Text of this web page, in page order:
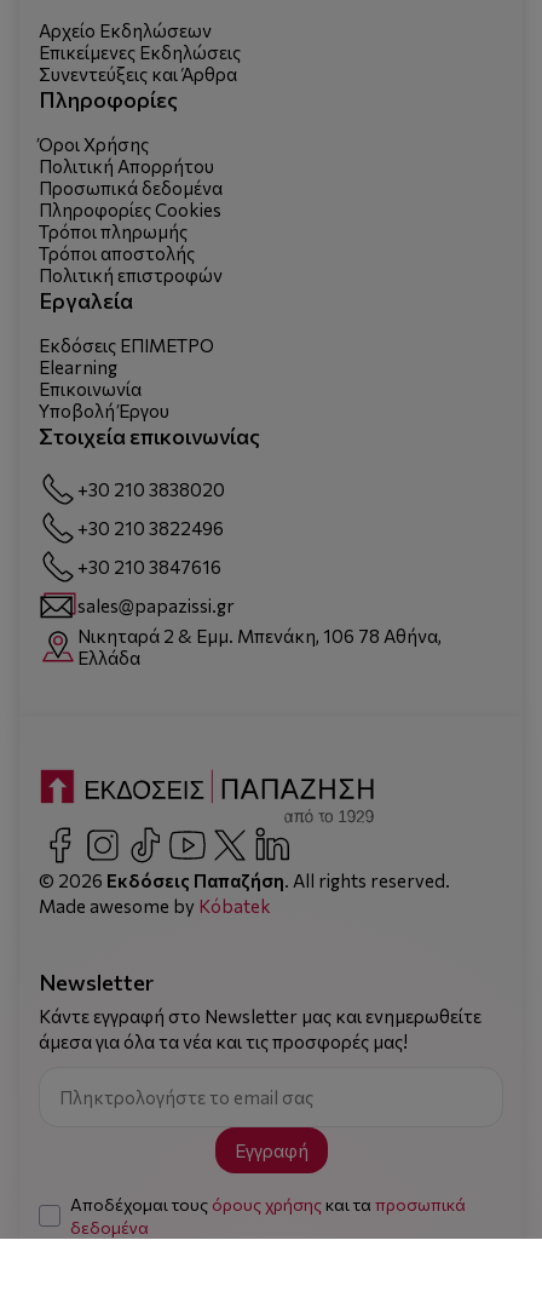
Αρχείο Εκδηλώσεων
Επικείμενες Εκδηλώσεις
Συνεντεύξεις και Άρθρα
Πληροφορίες
Όροι Χρήσης
Πολιτική Απορρήτου
Προσωπικά δεδομένα
Πληροφορίες Cookies
Τρόποι πληρωμής
Τρόποι αποστολής
Πολιτική επιστροφών
Εργαλεία
Εκδόσεις ΕΠΙΜΕΤΡΟ
Elearning
Επικοινωνία
Υποβολή Έργου
Στοιχεία επικοινωνίας
+30 210 3838020
+30 210 3822496
+30 210 3847616
sales@papazissi.gr
Νικηταρά 2 & Εμμ. Μπενάκη, 106 78 Αθήνα,
Ελλάδα
© 2026 Εκδόσεις Παπαζήση. All rights reserved.
Made awesome by Kόbatek
Newsletter
Κάντε εγγραφή στο Newsletter μας και ενημερωθείτε
άμεσα για όλα τα νέα και τις προσφορές μας!
Εγγραφή
Αποδέχομαι τους όρους χρήσηςκαι τα προσωπικά
δεδομένα